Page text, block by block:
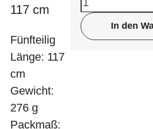
117 cm
Fünfteilig
Länge: 117
cm
Gewicht:
276 g
Packmaß:
In den